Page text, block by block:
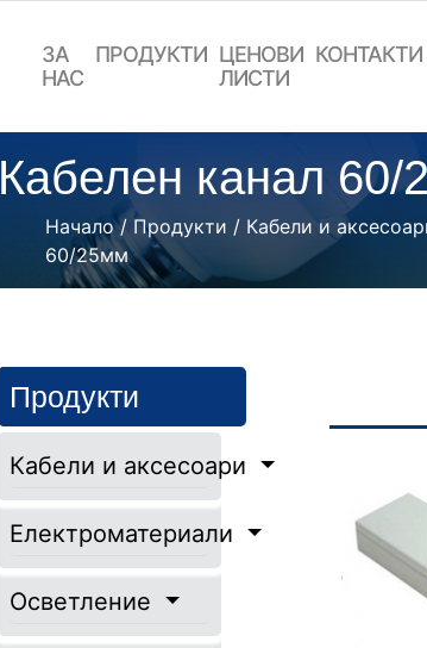
ЗА
НАС
ПРОДУКТИ ЦEНОВИ
ЛИСТИ
КОНТАКТИ
Кабелен канал 60/
Начало/ Продукти / Кабели и
60/25мм
Продукти
Кабели и аксесоари
Електроматериали
Осветление